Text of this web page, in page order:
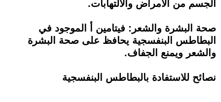
الجسم من الأمراض والالتهابات.
صحة البشرة والشعر: فيتامين أ الموجود في
البطاطس البنفسجية يحافظ على صحة البشرة
والشعر ويمنع الجفاف.
نصائح للاستفادة بالبطاطس البنفسجية